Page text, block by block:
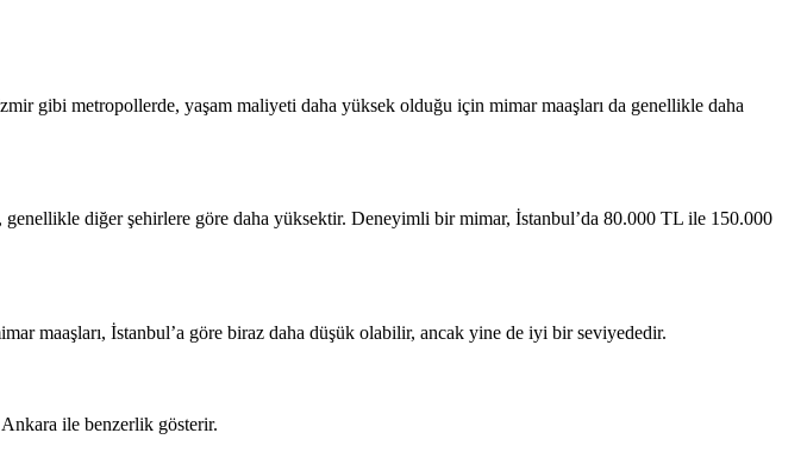
gibi metropollerde, yaşam maliyeti daha yüksek olduğu için mimar maaşları da genellikle daha
diğer şehirlere göre daha yüksektir. Deneyimli bir mimar, İstanbul’da 80.000 TL ile 150.000
maaşları, İstanbul’a göre biraz daha düşük olabilir, ancak yine de iyi bir seviyededir.
ile benzerlik gösterir.